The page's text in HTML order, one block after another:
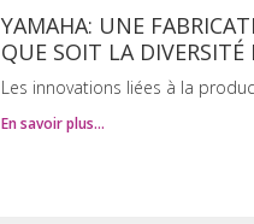
YAMAHA: UNE
QUE SOIT LA DIVERSITÉ
Les innovations liées à la
En savoir plus…